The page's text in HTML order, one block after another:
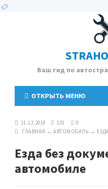
Ваш гид по
ОТКРЫТЬ МЕНЮ
11.12.2018 101
0
ГЛАВНАЯ → АВТОМОБИЛЬ →
Езда без
автомобиле